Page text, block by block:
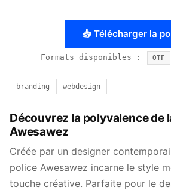
📥 Télécharger la
Formats disponibles : OTF
branding webdesign
Découvrez la polyvalence de
Awesawez
Créée par un designer
police Awesawez incarne le style
touche créative. Parfaite pour le